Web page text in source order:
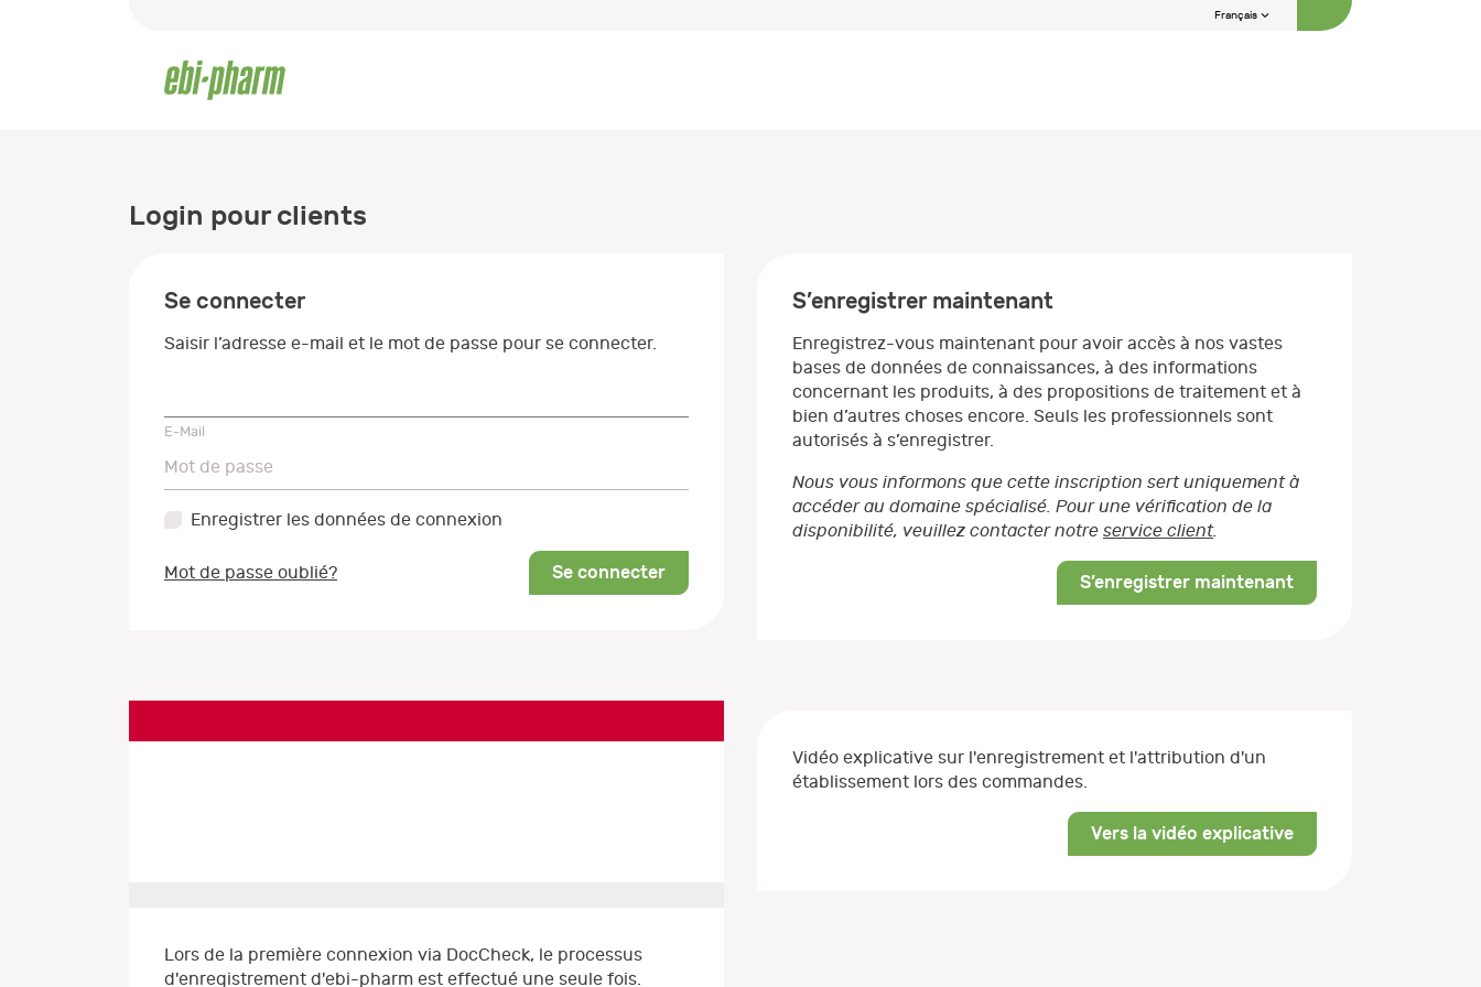
Français
Login pour clients
Se connecter
Saisir l’adresse e-mail et le mot de passe pour se connecter.
E-Mail
Mot de passe
Mot de passe
Enregistrer les données de connexion
Mot de passe oublié? Se connecter
Lors de la première connexion via DocCheck, le processus
d'enregistrement d'ebi-pharm est effectué une seule fois.
S’enregistrer maintenant
Enregistrez-vous maintenant pour avoir accès à nos vastes
bases de données de connaissances, à des informations
concernant les produits, à des propositions de traitement et à
bien d’autres choses encore. Seuls les professionnels sont
autorisés à s’enregistrer.
Nous vous informons que cette inscription sert uniquement à
accéder au domaine spécialisé. Pour une vérification de la
disponibilité, veuillez contacter notre service client.
S’enregistrer maintenant
Vidéo explicative sur l'enregistrement et l'attribution d'un
établissement lors des commandes.
Vers la vidéo explicative